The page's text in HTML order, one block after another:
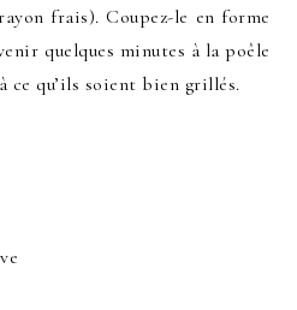
frais). Coupez-le en forme
quelques minutes à la poêle
ce qu’ils soient bien grillés.